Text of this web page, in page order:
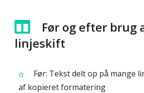
Før og efter brug
linjeskift
Før: Tekst delt op på mange
af kopieret formatering